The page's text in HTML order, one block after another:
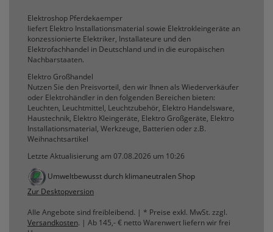
Elektroshop Pferdekaemper
liefert Elektro Installationsmaterial sowie Elektrokleingeräte an
konzessionierte Elektriker, Installateure und den
Elektrofachhandel in Deutschland und in die europäischen
Nachbarstaaten.
Elektro Großhandel
Nutzen Sie den Preisvorteil, den wir Ihnen als Wiederverkäufer
oder Elektrohändler in den folgenden Bereichen bieten:
Leuchten, Leuchtmittel, Leuchtzubehör, Elektro Handelsware,
Haustechnik, Elektro Kleingeräte, Elektro Großgeräte, Elektro
Installationsmaterial, Werkzeuge, Batterien oder z.B.
Weihnachtsartikel
Letzte Aktualisierung am 07.08.2026 um 10:26
Umweltbewusst durch klimaneutralen Shop
Zur Desktopversion
Alle Angebote sind freibleibend. | * Preise exkl. MwSt. zzgl.
Versandkosten. | Ab 145,- € netto Warenwert liefern wir frei